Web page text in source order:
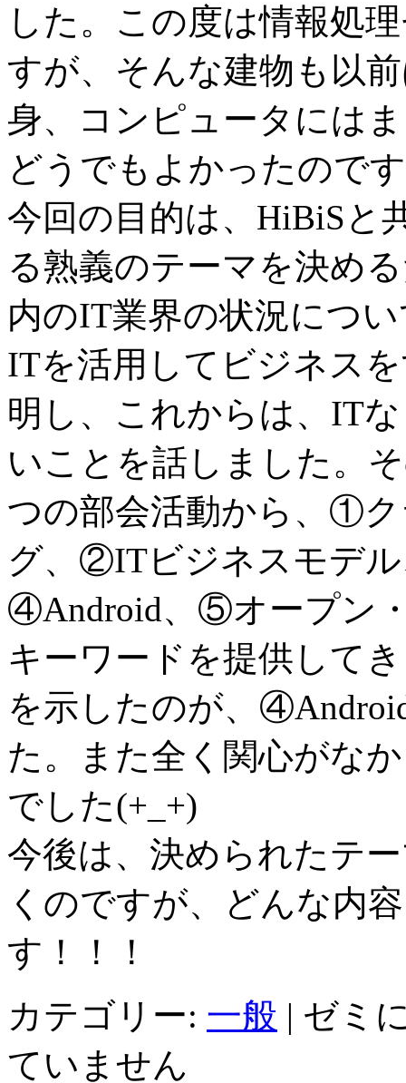
した。この度は情報処
すが、そんな建物も以
身、コンピュータには
どうでもよかったので
今回の目的は、HiBiSと
る熟義のテーマを決め
内のIT業界の状況につ
ITを活用してビジネス
明し、これからは、IT
いことを話しました。
つの部会活動から、①
グ、②ITビジネスモデ
④Android、⑤オープン
キーワードを提供して
を示したのが、
た。また全く関心がな
でした(+_+)
今後は、決められたテ
くのですが、どんな内
す！！！
カテゴリー: 一般 | ゼミ
ていません